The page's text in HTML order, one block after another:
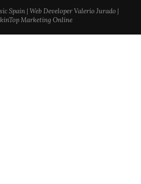
Spain | Web Developer Valerio Jurado |
Marketing Online